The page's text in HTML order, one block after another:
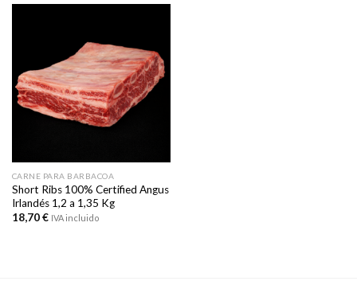
CARNE PARA BARBACOA
Short Ribs 100% Certified Angus
Irlandés 1,2 a 1,35 Kg
18,70€ IVA incluido